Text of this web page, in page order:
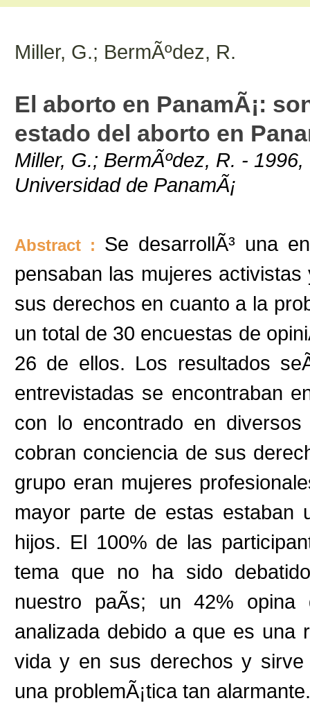
Miller, G.; BermÃºdez, R.
El aborto en PanamÃ¡:
estado del aborto en
Miller, G.; BermÃºdez, R. -
Universidad de PanamÃ¡
Abstract : Se desarrollÃ³ una
pensaban las mujeres
sus derechos en cuanto a la
un total de 30 encuestas de
26 de ellos. Los resultados
entrevistadas se encontraban
con lo encontrado en
cobran conciencia de sus
grupo eran mujeres
mayor parte de estas estaban
hijos. El 100% de las
tema que no ha sido
nuestro paÃ­s; un 42%
analizada debido a que es una
vida y en sus derechos y sirve
una problemÃ¡tica tan